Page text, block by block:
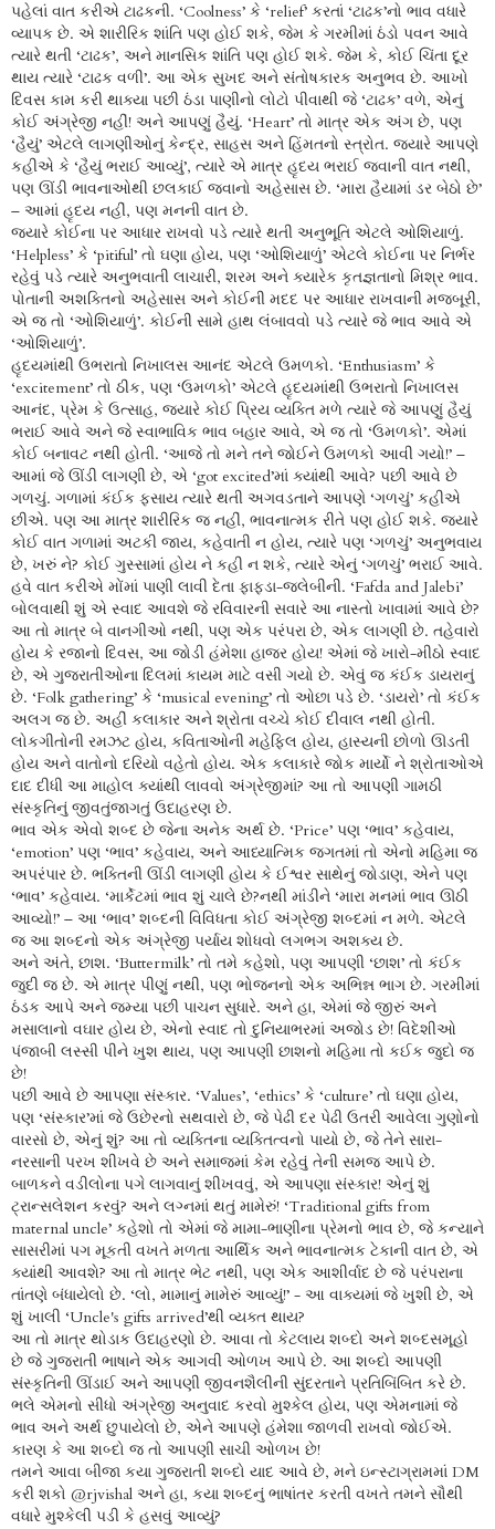
પહેલાં વાત કરીએ ટાઢકની. ‘Coolness’ કે ‘relief’ કરતાં ‘ટાઢક’નો ભાવ વધારે
વ્યાપક છે. એ શારીરિક શાંતિ પણ હોઈ શકે, જેમ કે ગરમીમાં ઠંડો પવન આવે
ત્યારે થતી ‘ટાઢક’, અને માનસિક શાંતિ પણ હોઈ શકે. જેમ કે, કોઈ ચિંતા દૂર
થાય ત્યારે ‘ટાઢક વળી’. આ એક સુખદ અને સંતોષકારક અનુભવ છે. આખો
દિવસ કામ કરી થાક્યા પછી ઠંડા પાણીનો લોટો પીવાથી જે ‘ટાઢક’ વળે, એનું
કોઈ અંગ્રેજી નહીં! અને આપણું હૈયું. ‘Heart’ તો માત્ર એક અંગ છે, પણ
‘હૈયું’ એટલે લાગણીઓનું કેન્દ્ર, સાહસ અને હિંમતનો સ્ત્રોત. જ્યારે આપણે
કહીએ કે ‘હૈયું ભરાઈ આવ્યું’, ત્યારે એ માત્ર હૃદય ભરાઈ જવાની વાત નથી,
પણ ઊંડી ભાવનાઓથી છલકાઈ જવાનો અહેસાસ છે. ‘મારા હૈયામાં ડર બેઠો છે’
– આમાં હૃદય નહીં, પણ મનની વાત છે.
જ્યારે કોઈના પર આધાર રાખવો પડે ત્યારે થતી અનુભૂતિ એટલે ઓશિયાળું.
‘Helpless’ કે ‘pitiful’ તો ઘણા હોય, પણ ‘ઓશિયાળું’ એટલે કોઈના પર નિર્ભર
રહેવું પડે ત્યારે અનુભવાતી લાચારી, શરમ અને ક્યારેક કૃતજ્ઞતાનો મિશ્ર ભાવ.
પોતાની અશક્તિનો અહેસાસ અને કોઈની મદદ પર આધાર રાખવાની મજબૂરી,
એ જ તો ‘ઓશિયાળું’. કોઈની સામે હાથ લંબાવવો પડે ત્યારે જે ભાવ આવે એ
‘ઓશિયાળું’.
હૃદયમાંથી ઉભરાતો નિખાલસ આનંદ એટલે ઉમળકો. ‘Enthusiasm’ કે
‘excitement’ તો ઠીક, પણ ‘ઉમળકો’ એટલે હૃદયમાંથી ઉભરાતો નિખાલસ
આનંદ, પ્રેમ કે ઉત્સાહ, જ્યારે કોઈ પ્રિય વ્યક્તિ મળે ત્યારે જે આપણું હૈયું
ભરાઈ આવે અને જે સ્વાભાવિક ભાવ બહાર આવે, એ જ તો ‘ઉમળકો’. એમાં
કોઈ બનાવટ નથી હોતી. ‘આજે તો મને તને જોઈને ઉમળકો આવી ગયો!’ –
આમાં જે ઊંડી લાગણી છે, એ ‘got excited’માં ક્યાંથી આવે? પછી આવે છે
ગળચું. ગળામાં કંઈક ફસાય ત્યારે થતી અગવડતાને આપણે ‘ગળચું’ કહીએ
છીએ. પણ આ માત્ર શારીરિક જ નહીં, ભાવનાત્મક રીતે પણ હોઈ શકે. જ્યારે
કોઈ વાત ગળામાં અટકી જાય, કહેવાતી ન હોય, ત્યારે પણ ‘ગળચું’ અનુભવાય
છે, ખરું ને? કોઈ ગુસ્સામાં હોય ને કહી ન શકે, ત્યારે એનું ‘ગળચું’ ભરાઈ આવે.
હવે વાત કરીએ મોંમાં પાણી લાવી દેતા ફાફડા-જલેબીની. ‘Fafda and Jalebi’
બોલવાથી શું એ સ્વાદ આવશે જે રવિવારની સવારે આ નાસ્તો ખાવામાં આવે છે?
આ તો માત્ર બે વાનગીઓ નથી, પણ એક પરંપરા છે, એક લાગણી છે. તહેવારો
હોય કે રજાનો દિવસ, આ જોડી હંમેશા હાજર હોય! એમાં જે ખારો-મીઠો સ્વાદ
છે, એ ગુજરાતીઓના દિલમાં કાયમ માટે વસી ગયો છે. એવું જ કંઈક ડાયરાનું
છે. ‘Folk gathering’ કે ‘musical evening’ તો ઓછા પડે છે. ‘ડાયરો’ તો કંઈક
અલગ જ છે. અહીં કલાકાર અને શ્રોતા વચ્ચે કોઈ દીવાલ નથી હોતી.
લોકગીતોની રમઝટ હોય, કવિતાઓની મહેફિલ હોય, હાસ્યની છોળો ઊડતી
હોય અને વાતોનો દરિયો વહેતો હોય. એક કલાકારે જોક માર્યો ને શ્રોતાઓએ
દાદ દીધી આ માહોલ ક્યાંથી લાવવો અંગ્રેજીમાં? આ તો આપણી ગામઠી
સંસ્કૃતિનું જીવતુંજાગતું ઉદાહરણ છે.
ભાવ એક એવો શબ્દ છે જેના અનેક અર્થ છે. ‘Price’ પણ ‘ભાવ’ કહેવાય,
‘emotion’ પણ ‘ભાવ’ કહેવાય, અને આધ્યાત્મિક જગતમાં તો એનો મહિમા જ
અપરંપાર છે. ભક્તિની ઊંડી લાગણી હોય કે ઈશ્વર સાથેનું જોડાણ, એને પણ
‘ભાવ’ કહેવાય. ‘માર્કેટમાં ભાવ શું ચાલે છે?નથી માંડીને ‘મારા મનમાં ભાવ ઊઠી
આવ્યો!’ – આ ‘ભાવ’ શબ્દની વિવિધતા કોઈ અંગ્રેજી શબ્દમાં ન મળે. એટલે
જ આ શબ્દનો એક અંગ્રેજી પર્યાય શોધવો લગભગ અશક્ય છે.
અને અંતે, છાશ. ‘Buttermilk’ તો તમે કહેશો, પણ આપણી ‘છાશ’ તો કંઈક
જુદી જ છે. એ માત્ર પીણું નથી, પણ ભોજનનો એક અભિન્ન ભાગ છે. ગરમીમાં
ઠંડક આપે અને જમ્યા પછી પાચન સુધારે. અને હા, એમાં જે જીરું અને
મસાલાનો વઘાર હોય છે, એનો સ્વાદ તો દુનિયાભરમાં અજોડ છે! વિદેશીઓ
પંજાબી લસ્સી પીને ખુશ થાય, પણ આપણી છાશનો મહિમા તો કઈક જુદો જ
છે!
પછી આવે છે આપણા સંસ્કાર. ‘Values’, ‘ethics’ કે ‘culture’ તો ઘણા હોય,
પણ ‘સંસ્કાર’માં જે ઉછેરનો સથવારો છે, જે પેઢી દર પેઢી ઉતરી આવેલા ગુણોનો
વારસો છે, એનું શું? આ તો વ્યક્તિના વ્યક્તિત્વનો પાયો છે, જે તેને સારા-
નરસાની પરખ શીખવે છે અને સમાજમાં કેમ રહેવું તેની સમજ આપે છે.
બાળકને વડીલોના પગે લાગવાનું શીખવવું, એ આપણા સંસ્કાર! એનું શું
ટ્રાન્સલેશન કરવું? અને લગ્નમાં થતું મામેરું! ‘Traditional gifts from
maternal uncle’ કહેશો તો એમાં જે મામા-ભાણીના પ્રેમનો ભાવ છે, જે કન્યાને
સાસરીમાં પગ મૂકતી વખતે મળતા આર્થિક અને ભાવનાત્મક ટેકાની વાત છે, એ
ક્યાંથી આવશે? આ તો માત્ર ભેટ નથી, પણ એક આશીર્વાદ છે જે પરંપરાના
તાંતણે બંધાયેલો છે. ‘લો, મામાનું મામેરું આવ્યું!’ - આ વાક્યમાં જે ખુશી છે, એ
શું ખાલી ‘Uncle's gifts arrived’થી વ્યક્ત થાય?
આ તો માત્ર થોડાક ઉદાહરણો છે. આવા તો કેટલાય શબ્દો અને શબ્દસમૂહો
છે જે ગુજરાતી ભાષાને એક આગવી ઓળખ આપે છે. આ શબ્દો આપણી
સંસ્કૃતિની ઊંડાઈ અને આપણી જીવનશૈલીની સુંદરતાને પ્રતિબિંબિત કરે છે.
ભલે એમનો સીધો અંગ્રેજી અનુવાદ કરવો મુશ્કેલ હોય, પણ એમનામાં જે
ભાવ અને અર્થ છુપાયેલો છે, એને આપણે હંમેશા જાળવી રાખવો જોઈએ.
કારણ કે આ શબ્દો જ તો આપણી સાચી ઓળખ છે!
તમને આવા બીજા કયા ગુજરાતી શબ્દો યાદ આવે છે, મને ઇન્સ્ટાગ્રામમાં DM
કરી શકો @rjvishal અને હા, કયા શબ્દનું ભાષાંતર કરતી વખતે તમને સૌથી
વધારે મુશ્કેલી પડી કે હસવું આવ્યું?